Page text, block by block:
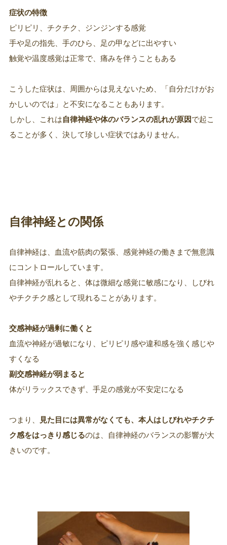
症状の特徴
ピリピリ、チクチク、ジンジンする感覚
手や足の指先、手のひら、足の甲などに出やすい
触覚や温度感覚は正常で、痛みを伴うこともある
こうした症状は、周囲からは見えないため、「自分だけがお
かしいのでは」と不安になることもあります。
しかし、これは自律神経や体のバランスの乱れが原因で起こ
ることが多く、決して珍しい症状ではありません。
自律神経との関係
自律神経は、血流や筋肉の緊張、感覚神経の働きまで無意識
にコントロールしています。
自律神経が乱れると、体は微細な感覚に敏感になり、しびれ
やチクチク感として現れることがあります。
交感神経が過剰に働くと
血流や神経が過敏になり、ピリピリ感や違和感を強く感じや
すくなる
副交感神経が弱まると
体がリラックスできず、手足の感覚が不安定になる
つまり、
見た目には異常がなくても、本人はしびれやチクチ
ク感をはっきり感じるのは、自律神経のバランスの影響が大
きいのです。